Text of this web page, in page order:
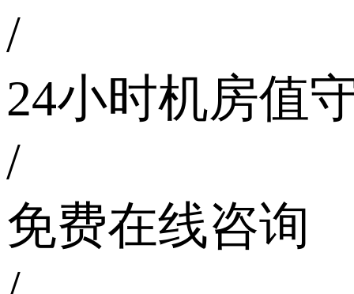
/
24小时机房值
/
免费在线咨询